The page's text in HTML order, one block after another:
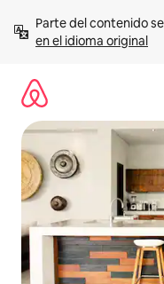
contenido
Parte del contenido
en el idioma original